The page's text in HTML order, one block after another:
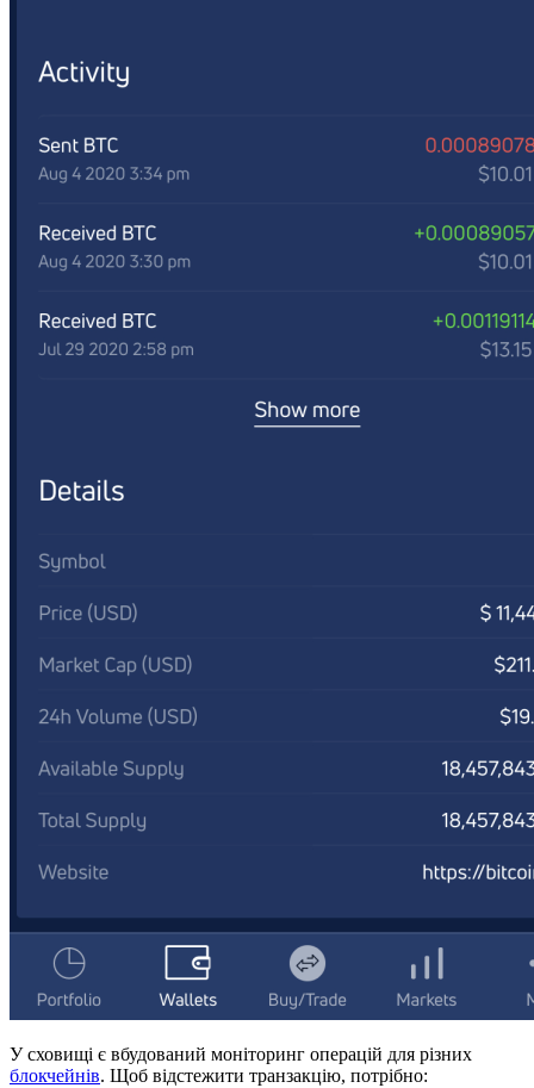
У сховищі є вбудований моніторинг операцій для різних
блокчейнів. Щоб відстежити транзакцію, потрібно: